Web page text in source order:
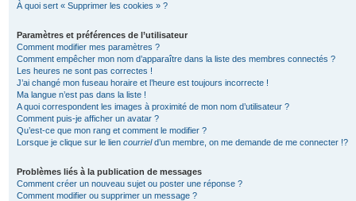
À quoi sert « Supprimer les cookies » ?
Paramètres et préférences de l’utilisateur
Comment modifier mes paramètres ?
Comment empêcher mon nom d’apparaître dans la liste des membres connectés ?
Les heures ne sont pas correctes !
J’ai changé mon fuseau horaire et l’heure est toujours incorrecte !
Ma langue n’est pas dans la liste !
A quoi correspondent les images à proximité de mon nom d’utilisateur ?
Comment puis-je afficher un avatar ?
Qu’est-ce que mon rang et comment le modifier ?
Lorsque je clique sur le lien courrield’un membre, on me demande de me connecter !?
Problèmes liés à la publication de messages
Comment créer un nouveau sujet ou poster une réponse ?
Comment modifier ou supprimer un message ?